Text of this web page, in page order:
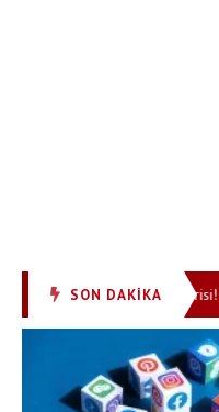
SON DAKİKA
Türkiye' bildirisi!